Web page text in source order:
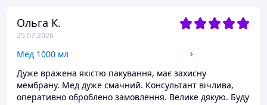
Ольга К.
25.07.2026
Мед 1000 мл
Дуже вражена якістю пакування, має захисну
мембрану. Мед дуже смачний. Консультант вічлива,
оперативно оброблено замовлення. Велике дякую. Буду